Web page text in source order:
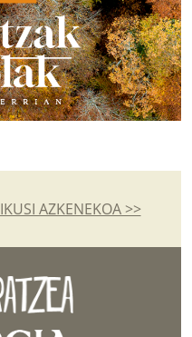
IKUSI AZKENEKOA >>